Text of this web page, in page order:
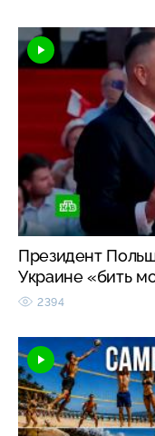
Президент
Украине «бить
2394